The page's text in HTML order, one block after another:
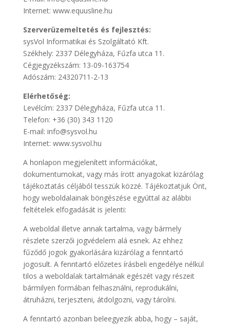
Internet: www.equusline.hu
Szerverüzemeltetés és fejlesztés:
sysVol Informatikai és Szolgáltató Kft.
Székhely: 2337 Délegyháza, Fűzfa utca 11.
Cégjegyzékszám: 13-09-163754
Adószám: 24320711-2-13
Elérhetőség:
Levélcím: 2337 Délegyháza, Fűzfa utca 11.
Telefon: +36 (30) 343 1120
E-mail: info@sysvol.hu
Internet: www.sysvol.hu
A honlapon megjelenített információkat,
dokumentumokat, vagy más írott anyagokat kizárólag
tájékoztatás céljából tesszük közzé. Tájékoztatjuk Önt,
hogy weboldalainak böngészése egyúttal az alábbi
feltételek elfogadását is jelenti:
A weboldal illetve annak tartalma, vagy bármely
részlete szerzői jogvédelem alá esnek. Az ehhez
fűződő jogok gyakorlására kizárólag a fenntartó
jogosult. A fenntartó előzetes írásbeli engedélye nélkül
tilos a weboldalak tartalmának egészét vagy részeit
bármilyen formában felhasználni, reprodukálni,
átruházni, terjeszteni, átdolgozni, vagy tárolni.
A fenntartó azonban beleegyezik abba, hogy – saját,